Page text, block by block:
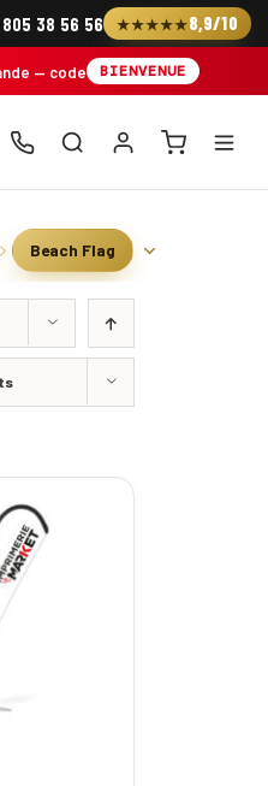
38 56 56 ★★★★★8,9/10
— code BIENVENUE
Beach Flag